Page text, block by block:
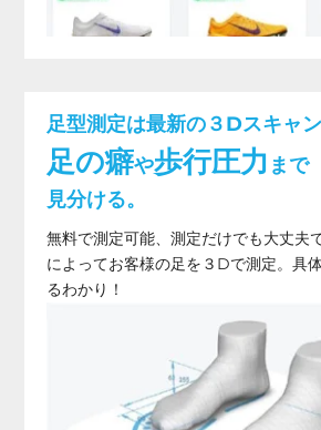
足型測定は最新の３Dスキャン
足の癖や歩行圧力 まで
見分ける。
無料で測定可能、測定だけでも大丈夫
によってお客様の足を３Dで測定。具
るわかり！